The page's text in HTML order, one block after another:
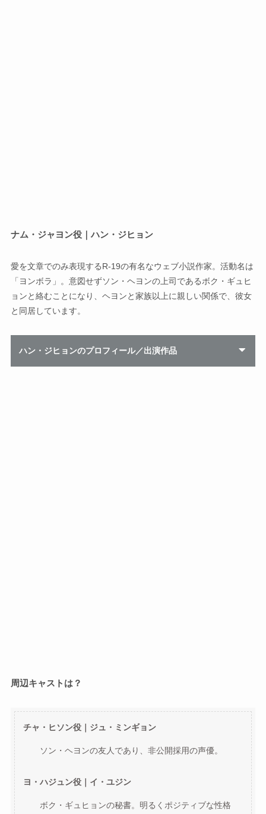
ナム・ジャヨン役｜ハン・ジヒョン
愛を文章でのみ表現するR-19の有名なウェブ小説作家。活動名は
「ヨンボラ」。意図せずソン・ヘヨンの上司であるボク・ギュヒ
ョンと絡むことになり、ヘヨンと家族以上に親しい関係で、彼女
と同居しています。
ハン・ジヒョンのプロフィール／出演作品
周辺キャストは？
チャ・ヒソン役｜ジュ・ミンギョン
ソン・ヘヨンの友人であり、非公開採用の声優。
ヨ・ハジュン役｜イ・ユジン
ボク・ギュヒョンの秘書。明るくポジティブな性格